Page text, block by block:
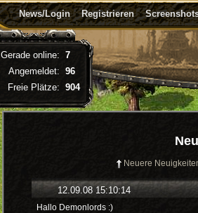
News/Login Registrieren
Neuere
12.09.08 15:10:14
Hallo Demonlords :)
Gerade online: 7
Angemeldet: 96
Freie Plätze: 904